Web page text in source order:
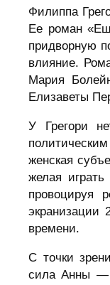
Филиппа
Ее роман
придворную
влияние.
Мария
Елизаветы
У Грегори
женская
желая
провоцируя
экранизации
времени.
С точки
сила Анны —